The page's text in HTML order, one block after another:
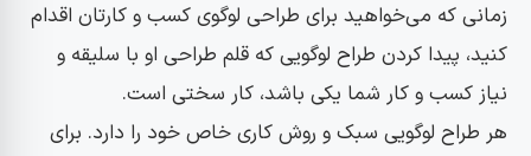
زمانی که می‌خواهید برای طراحی لوگوی کسب و کارتان اقدام
کنید، پیدا کردن طراح لوگویی که قلم طراحی او با سلیقه و
نیاز کسب و کار شما یکی باشد، کار سختی است.
هر طراح لوگویی سبک و روش کاری خاص خود را دارد. برای